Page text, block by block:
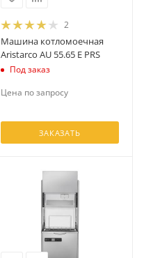
2
Машина котломоечная
Aristarco AU 55.65 E PRS
Под заказ
Цена по запросу
ЗАКАЗАТЬ